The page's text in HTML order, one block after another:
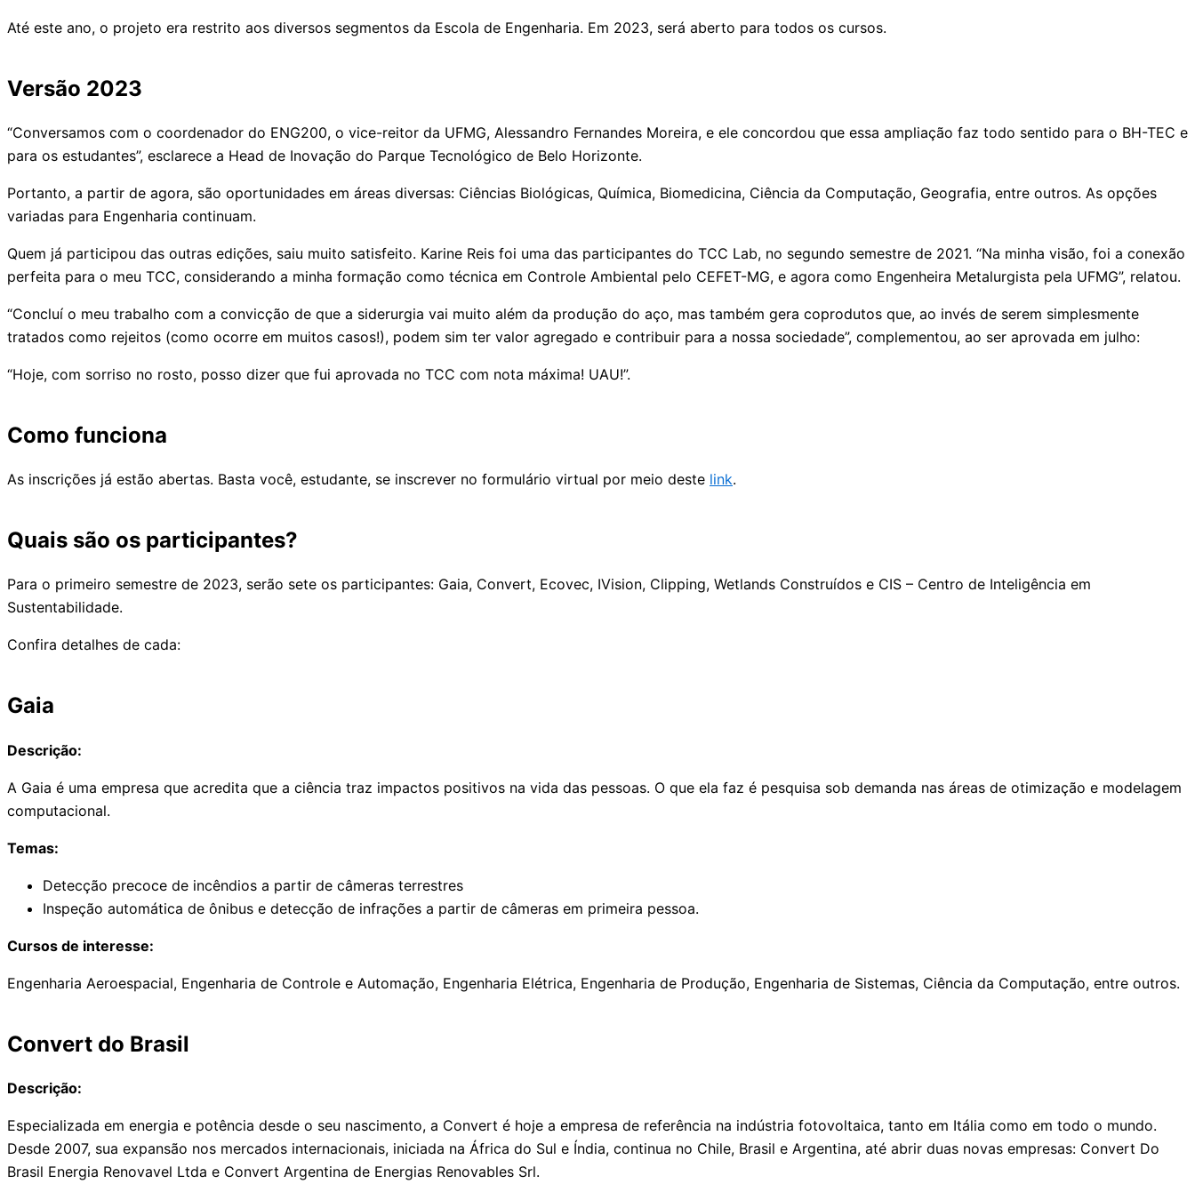
Até este ano, o projeto era restrito aos diversos segmentos da Escola de Engenharia. Em 2023, será aberto para todos os cursos.
Versão 2023
“Conversamos com o coordenador do ENG200, o vice-reitor da UFMG, Alessandro Fernandes Moreira, e ele concordou que essa ampliação faz todo sentido para o BH-TEC e
para os estudantes”, esclarece a Head de Inovação do Parque Tecnológico de Belo Horizonte.
Portanto, a partir de agora, são oportunidades em áreas diversas: Ciências Biológicas, Química, Biomedicina, Ciência da Computação, Geografia, entre outros. As opções
variadas para Engenharia continuam.
Quem já participou das outras edições, saiu muito satisfeito. Karine Reis foi uma das participantes do TCC Lab, no segundo semestre de 2021. “Na minha visão, foi a conexão
perfeita para o meu TCC, considerando a minha formação como técnica em Controle Ambiental pelo CEFET-MG, e agora como Engenheira Metalurgista pela UFMG”, relatou.
“Concluí o meu trabalho com a convicção de que a siderurgia vai muito além da produção do aço, mas também gera coprodutos que, ao invés de serem simplesmente
tratados como rejeitos (como ocorre em muitos casos!), podem sim ter valor agregado e contribuir para a nossa sociedade”, complementou, ao ser aprovada em julho:
“Hoje, com sorriso no rosto, posso dizer que fui aprovada no TCC com nota máxima! UAU!”.
Como funciona
As inscrições já estão abertas. Basta você, estudante, se inscrever no formulário virtual por meio deste link.
Quais são os participantes?
Para o primeiro semestre de 2023, serão sete os participantes: Gaia, Convert, Ecovec, IVision, Clipping, Wetlands Construídos e CIS – Centro de Inteligência em
Sustentabilidade.
Confira detalhes de cada:
Gaia
Descrição:
A Gaia é uma empresa que acredita que a ciência traz impactos positivos na vida das pessoas. O que ela faz é pesquisa sob demanda nas áreas de otimização e modelagem
computacional.
Temas:
Detecção precoce de incêndios a partir de câmeras terrestres
Inspeção automática de ônibus e detecção de infrações a partir de câmeras em primeira pessoa.
Cursos de interesse:
Engenharia Aeroespacial, Engenharia de Controle e Automação, Engenharia Elétrica, Engenharia de Produção, Engenharia de Sistemas, Ciência da Computação, entre outros.
Convert do Brasil
Descrição:
Especializada em energia e potência desde o seu nascimento, a Convert é hoje a empresa de referência na indústria fotovoltaica, tanto em Itália como em todo o mundo.
Desde 2007, sua expansão nos mercados internacionais, iniciada na África do Sul e Índia, continua no Chile, Brasil e Argentina, até abrir duas novas empresas: Convert Do
Brasil Energia Renovavel Ltda e Convert Argentina de Energias Renovables Srl.